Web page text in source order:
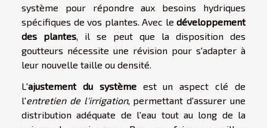
système pour répondre aux besoins hydriques
spécifiques de vos plantes. Avec le développement
des plantes, il se peut que la disposition des
goutteurs nécessite une révision pour s'adapter à
leur nouvelle taille ou densité.
L'ajustement du systèmeest un aspect clé de
l'entretien de l'irrigation, permettant d'assurer une
distribution adéquate de l'eau tout au long de la